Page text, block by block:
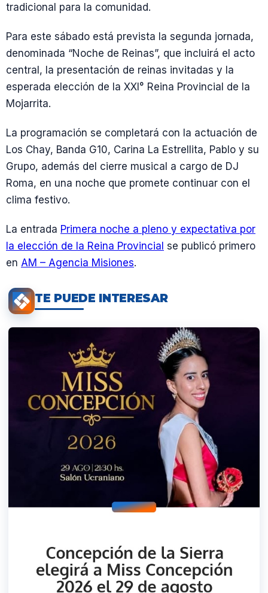
tradicional para la comunidad.
Para este sábado está prevista la segunda jornada,
denominada “Noche de Reinas”, que incluirá el acto
central, la presentación de reinas invitadas y la
esperada elección de la XXI° Reina Provincial de la
Mojarrita.
La programación se completará con la actuación de
Los Chay, Banda G10, Carina La Estrellita, Pablo y su
Grupo, además del cierre musical a cargo de DJ
Roma, en una noche que promete continuar con el
clima festivo.
La entrada Primera noche a pleno y expectativa por
la elección de la Reina Provincial se publicó primero
en AM – Agencia Misiones.
TE PUEDE INTERESAR